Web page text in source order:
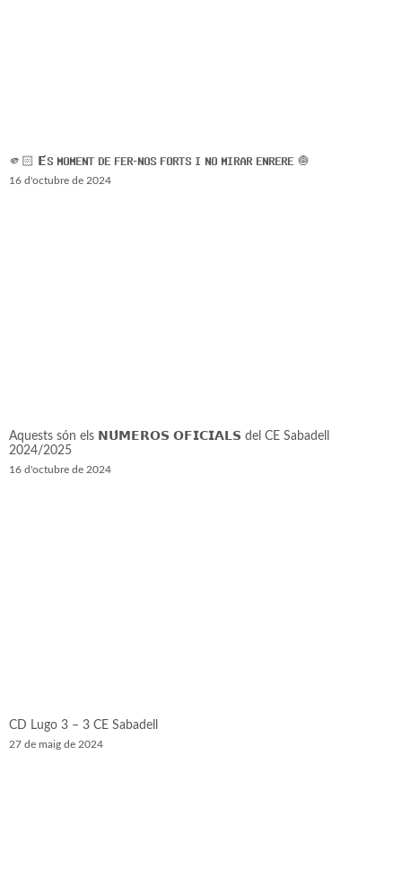
🫵🏻 𝗘́𝗦 𝗠𝗢𝗠𝗘𝗡𝗧 𝗗𝗘 𝗙𝗘𝗥-𝗡𝗢𝗦 𝗙𝗢𝗥𝗧𝗦 𝗜 𝗡𝗢 𝗠𝗜𝗥𝗔𝗥 𝗘𝗡𝗥𝗘𝗥𝗘 🧅
16 d'octubre de 2024
Aquests són els 𝗡𝗨́𝗠𝗘𝗥𝗢𝗦 𝗢𝗙𝗜𝗖𝗜𝗔𝗟𝗦 del CE Sabadell
2024/2025
16 d'octubre de 2024
CD Lugo 3 – 3 CE Sabadell
27 de maig de 2024